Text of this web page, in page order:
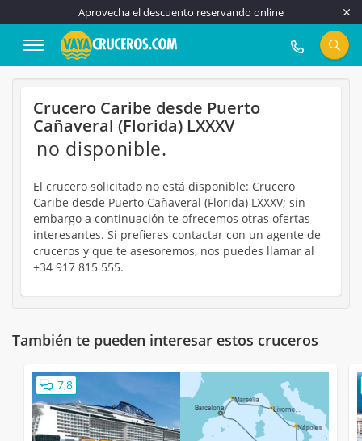
Aprovecha el descuento reservando online
917 815 555
Crucero Caribe desde Puerto
Cañaveral (Florida) LXXXV
no disponible.
El crucero solicitado no está disponible: Crucero
Caribe desde Puerto Cañaveral (Florida) LXXXV; sin
embargo a continuación te ofrecemos otras ofertas
interesantes. Si prefieres contactar con un agente de
cruceros y que te asesoremos, nos puedes llamar al
+34 917 815 555.
También te pueden interesar estos cruceros
7,8